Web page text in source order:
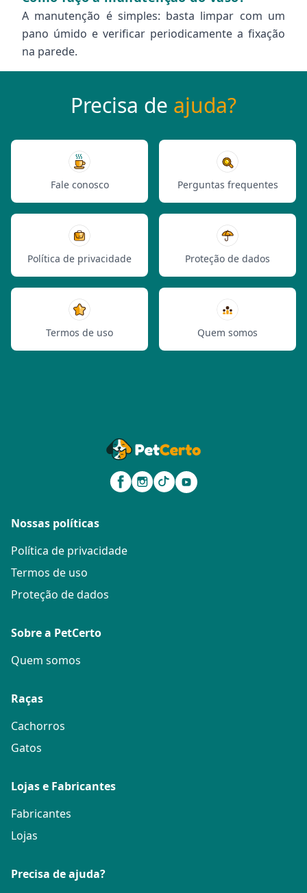
A manutenção é simples: basta limpar com um
pano úmido e verificar periodicamente a fixação
na parede.
Precisa de ajuda?
Fale conosco Perguntas frequentes
Política de privacidade Proteção de dados
Termos de uso Quem somos
Nossas políticas
Política de privacidade
Termos de uso
Proteção de dados
Sobre a PetCerto
Quem somos
Raças
Cachorros
Gatos
Lojas e Fabricantes
Fabricantes
Lojas
Precisa de ajuda?